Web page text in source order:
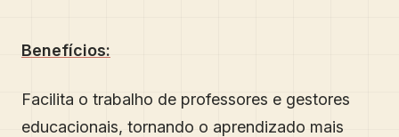
Benefícios:
Facilita o trabalho de professores e gestores
educacionais, tornando o aprendizado mais